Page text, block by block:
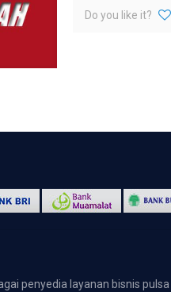
Do you like it?
penyedia layanan bisnis